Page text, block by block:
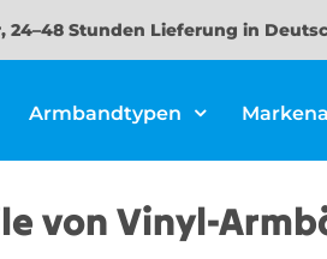
24–48 Stunden Lieferung in
Armbandtypen
von Vinyl-